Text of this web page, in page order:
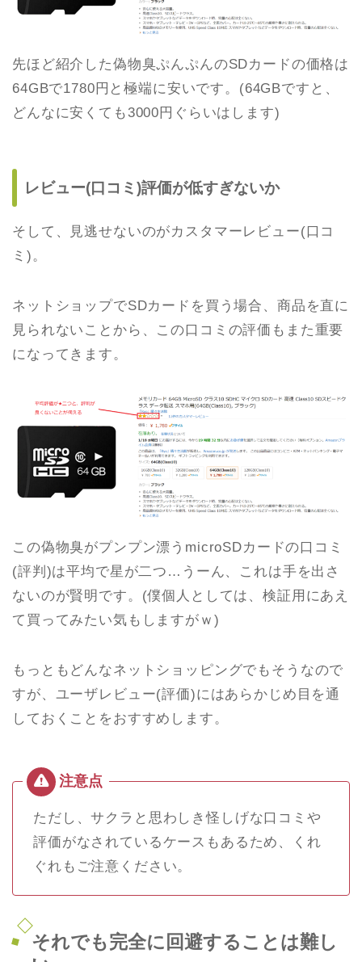
先ほど紹介した偽物臭ぷんぷんのSDカードの価格は
64GBで1780円と極端に安いです。(64GBですと、
どんなに安くても3000円ぐらいはします)
レビュー(口コミ)評価が低すぎないか
そして、見逃せないのがカスタマーレビュー(口コ
ミ)。
ネットショップでSDカードを買う場合、商品を直に
見られないことから、この口コミの評価もまた重要
になってきます。
この偽物臭がプンプン漂うmicroSDカードの口コミ
(評判)は平均で星が二つ…うーん、これは手を出さ
ないのが賢明です。(僕個人としては、検証用にあえ
て買ってみたい気もしますがｗ)
もっともどんなネットショッピングでもそうなので
すが、ユーザレビュー(評価)にはあらかじめ目を通
しておくことをおすすめします。
ただし、サクラと思わしき怪しげな口コミや
評価がなされているケースもあるため、くれ
ぐれもご注意ください。
それでも完全に回避することは難し